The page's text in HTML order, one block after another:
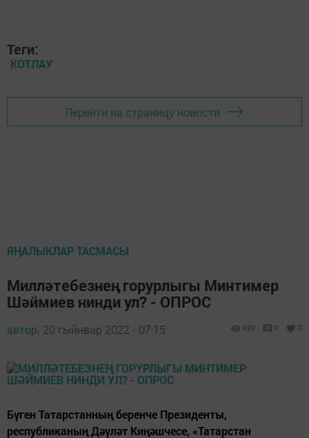
Теги:
КОТЛАУ
Перейти на страницу новости
ЯҢАЛЫКЛАР ТАСМАСЫ
Милләтебезнең горурлыгы Минтимер
Шәймиев нинди ул? - ОПРОС
автор, 20 гыйнвар 2022 - 07:15 839 0 0
Бүген Татарстанның беренче Президенты,
республиканың Дәүләт Киңәшчесе, «Татарстан